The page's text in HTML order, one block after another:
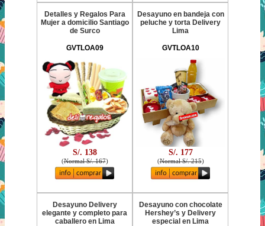
Detalles y Regalos Para
Mujer a domicilio Santiago
de Surco
GVTLOA09
S/. 138
(Normal S/. 167)
Desayuno en bandeja con
peluche y torta Delivery
Lima
GVTLOA10
S/. 177
(Normal S/. 215)
Desayuno Delivery
elegante y completo para
caballero en Lima
Desayuno con chocolate
Hershey’s y Delivery
especial en Lima